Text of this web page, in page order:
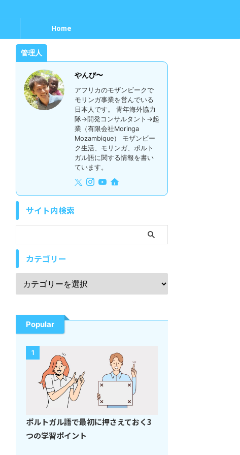
Home
管理人
やんび〜
アフリカのモザンビークで
モリンガ事業を営んでいる
日本人です。 青年海外協力
隊→開発コンサルタント→起
業（有限会社Moringa
Mozambique） モザンビー
ク生活、モリンガ、ポルト
ガル語に関する情報を書い
ています。
サイト内検索
カテゴリー
Popular
1
ポルトガル語で最初に押さえておく3
つの学習ポイント